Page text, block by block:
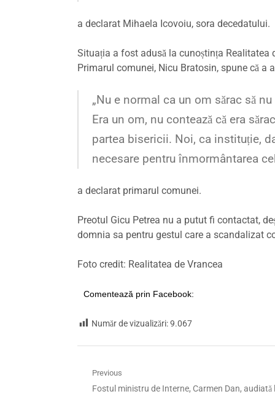
a declarat Mihaela Icovoiu, sora decedatului.
Situația a fost adusă la cunoștința Realitatea
Primarul comunei, Nicu Bratosin, spune că a
„Nu e normal ca un om sărac să
Era un om, nu contează că era
partea bisericii. Noi, ca instituție,
necesare pentru înmormântarea
a declarat primarul comunei.
Preotul Gicu Petrea nu a putut fi contactat,
domnia sa pentru gestul care a scandalizat
Foto credit: Realitatea de Vrancea
Comentează prin Facebook:
Număr de vizualizări:9.067
Navigare
Previous
Previous
Fostul ministru de Interne, Carmen Dan, audiată